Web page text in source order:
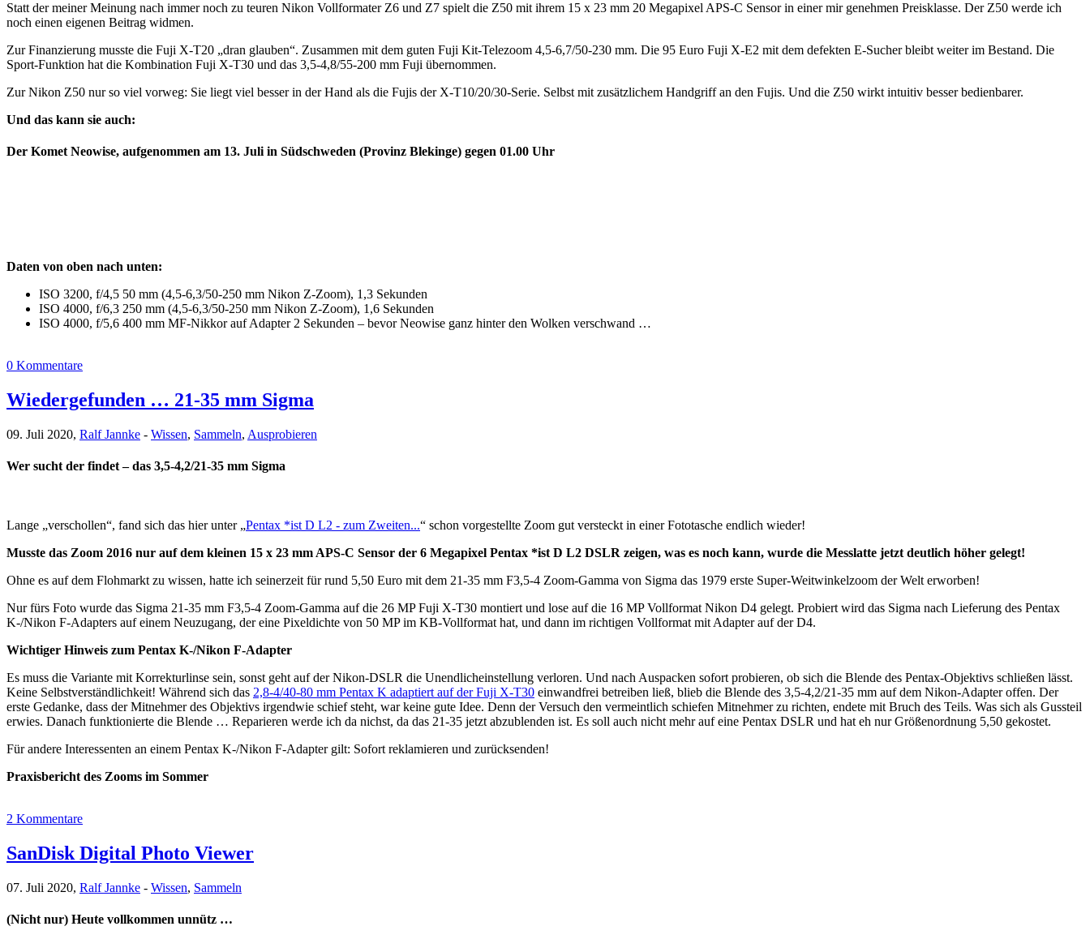
Statt der meiner Meinung nach immer noch zu teuren Nikon Vollformater Z6 und Z7 spielt die Z50 mit ihrem 15 x 23 mm 20 Megapixel APS-C Sensor in einer mir genehmen Preisklasse. Der Z50 werde ich
noch einen eigenen Beitrag widmen.
Zur Finanzierung musste die Fuji X-T20 „dran glauben“. Zusammen mit dem guten Fuji Kit-Telezoom 4,5-6,7/50-230 mm. Die 95 Euro Fuji X-E2 mit dem defekten E-Sucher bleibt weiter im Bestand. Die
Sport-Funktion hat die Kombination Fuji X-T30 und das 3,5-4,8/55-200 mm Fuji übernommen.
Zur Nikon Z50 nur so viel vorweg: Sie liegt viel besser in der Hand als die Fujis der X-T10/20/30-Serie. Selbst mit zusätzlichem Handgriff an den Fujis. Und die Z50 wirkt intuitiv besser bedienbarer.
Und das kann sie auch:
Der Komet Neowise, aufgenommen am 13. Juli in Südschweden (Provinz Blekinge) gegen 01.00 Uhr
Daten von oben nach unten:
ISO 3200, f/4,5 50 mm (4,5-6,3/50-250 mm Nikon Z-Zoom), 1,3 Sekunden
ISO 4000, f/6,3 250 mm (4,5-6,3/50-250 mm Nikon Z-Zoom), 1,6 Sekunden
ISO 4000, f/5,6 400 mm MF-Nikkor auf Adapter 2 Sekunden – bevor Neowise ganz hinter den Wolken verschwand …
0 Kommentare
Wiedergefunden … 21-35 mm Sigma
09. Juli 2020, Ralf Jannke - Wissen, Sammeln, Ausprobieren
Wer sucht der findet – das 3,5-4,2/21-35 mm Sigma
Lange „verschollen“, fand sich das hier unter „Pentax *ist D L2 - zum Zweiten...“ schon vorgestellte Zoom gut versteckt in einer Fototasche endlich wieder!
Musste das Zoom 2016 nur auf dem kleinen 15 x 23 mm APS-C Sensor der 6 Megapixel Pentax *ist D L2 DSLR zeigen, was es noch kann, wurde die Messlatte jetzt deutlich höher gelegt!
Ohne es auf dem Flohmarkt zu wissen, hatte ich seinerzeit für rund 5,50 Euro mit dem 21-35 mm F3,5-4 Zoom-Gamma von Sigma das 1979 erste Super-Weitwinkelzoom der Welt erworben!
Nur fürs Foto wurde das Sigma 21-35 mm F3,5-4 Zoom-Gamma auf die 26 MP Fuji X-T30 montiert und lose auf die 16 MP Vollformat Nikon D4 gelegt. Probiert wird das Sigma nach Lieferung des Pentax
K-/Nikon F-Adapters auf einem Neuzugang, der eine Pixeldichte von 50 MP im KB-Vollformat hat, und dann im richtigen Vollformat mit Adapter auf der D4.
Wichtiger Hinweis zum Pentax K-/Nikon F-Adapter
Es muss die Variante mit Korrekturlinse sein, sonst geht auf der Nikon-DSLR die Unendlicheinstellung verloren. Und nach Auspacken sofort probieren, ob sich die Blende des Pentax-Objektivs schließen lässt.
Keine Selbstverständlichkeit! Während sich das 2,8-4/40-80 mm Pentax K adaptiert auf der Fuji X-T30 einwandfrei betreiben ließ, blieb die Blende des 3,5-4,2/21-35 mm auf dem Nikon-Adapter offen. Der
erste Gedanke, dass der Mitnehmer des Objektivs irgendwie schief steht, war keine gute Idee. Denn der Versuch den vermeintlich schiefen Mitnehmer zu richten, endete mit Bruch des Teils. Was sich als Gussteil
erwies. Danach funktionierte die Blende … Reparieren werde ich da nichst, da das 21-35 jetzt abzublenden ist. Es soll auch nicht mehr auf eine Pentax DSLR und hat eh nur Größenordnung 5,50 gekostet.
Für andere Interessenten an einem Pentax K-/Nikon F-Adapter gilt: Sofort reklamieren und zurücksenden!
Praxisbericht des Zooms im Sommer
2 Kommentare
SanDisk Digital Photo Viewer
07. Juli 2020, Ralf Jannke - Wissen, Sammeln
(Nicht nur) Heute vollkommen unnütz …